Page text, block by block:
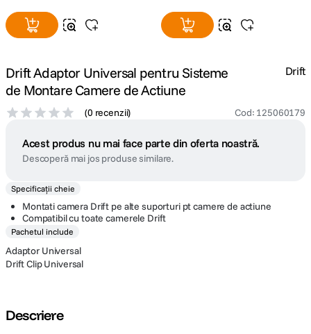
Drift Adaptor Universal pentru Sisteme
de Montare Camere de Actiune
(0 recenzii) Cod: 125060179
Drift
Acest produs nu mai face parte din oferta noastră.
Descoperă mai jos produse similare.
Specificații cheie
Montati camera Drift pe alte suporturi pt camere de actiune
Compatibil cu toate camerele Drift
Pachetul include
Adaptor Universal
Drift Clip Universal
Descriere